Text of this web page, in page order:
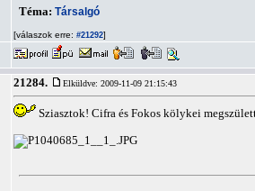
Téma: Társalgó
[válaszok erre: #21292]
21284. Elküldve: 2009-11-09 21:15:43
Sziasztok! Cifra és Fokos kölykei